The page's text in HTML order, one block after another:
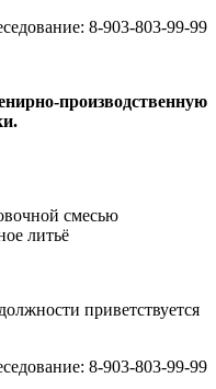
8-903-803-99-99
производственную
смесью
литьё
приветствуется
8-903-803-99-99